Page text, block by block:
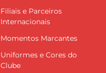
Filiais e Parceiros
Internacionais
Momentos Marcantes
Uniformes e Cores do
Clube